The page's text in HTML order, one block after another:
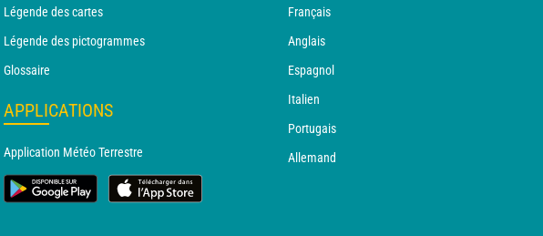
Légende des cartes
Légende des pictogrammes
Glossaire
APPLICATIONS
Application Météo Terrestre
Français
Anglais
Espagnol
Italien
Portugais
Allemand